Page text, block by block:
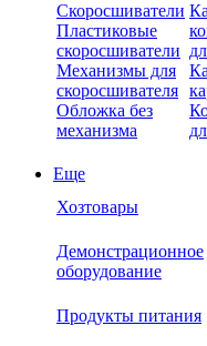
Скоросшиватели
Пластиковые
скоросшиватели
Механизмы для
скоросшивателя
Обложка без
механизма
Еще
Хозтовары
Демонстрационное
оборудование
Продукты питания